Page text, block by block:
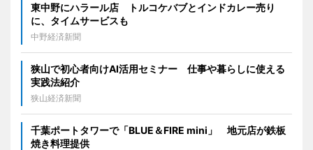
東中野にハラール店 トルコケバブとインドカレー売り
に、タイムサービスも
中野経済新聞
狭山で初心者向けAI活用セミナー 仕事や暮らしに使える
実践法紹介
狭山経済新聞
千葉ポートタワーで「BLUE＆FIRE mini」 地元店が鉄板
焼き料理提供